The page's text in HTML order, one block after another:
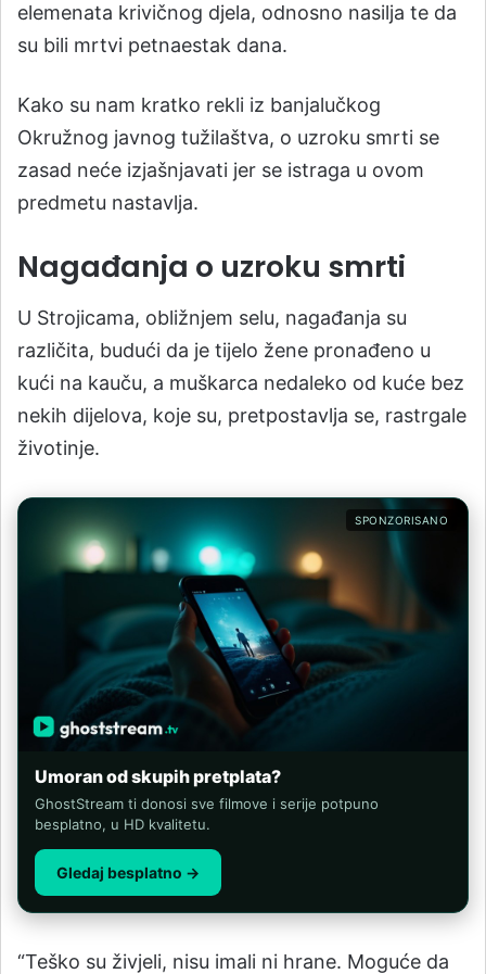
elemenata krivičnog djela, odnosno nasilja te da
su bili mrtvi petnaestak dana.
Kako su nam kratko rekli iz banjalučkog
Okružnog javnog tužilaštva, o uzroku smrti se
zasad neće izjašnjavati jer se istraga u ovom
predmetu nastavlja.
Nagađanja o uzroku smrti
U Strojicama, obližnjem selu, nagađanja su
različita, budući da je tijelo žene pronađeno u
kući na kauču, a muškarca nedaleko od kuće bez
nekih dijelova, koje su, pretpostavlja se, rastrgale
životinje.
SPONZORISANO
Umoran od skupih pretplata?
GhostStream ti donosi sve filmove i serije potpuno
besplatno, u HD kvalitetu.
Gledaj besplatno →
“Teško su živjeli, nisu imali ni hrane. Moguće da